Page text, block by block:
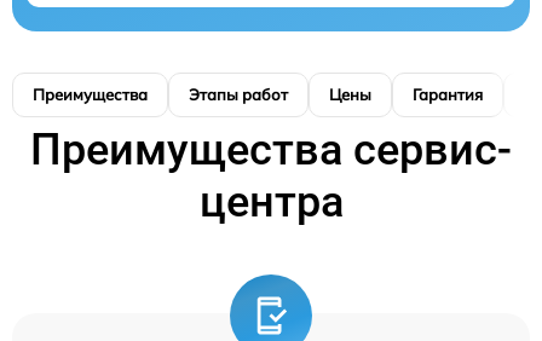
Преимущества Этапы работ Цены Гарантия
Преимущества сервис-
центра